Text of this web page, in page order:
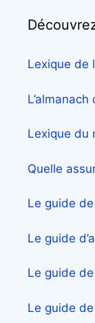
Lexique de
Lexique du
Quelle
Le guide
Le guide
Le guide
Le guide